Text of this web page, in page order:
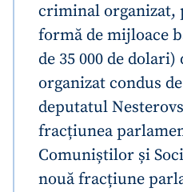
criminal organizat,
formă de mijloace
de 35 000 de
organizat condus
deputatul
fracțiunea
Comuniștilor și
nouă fracțiune